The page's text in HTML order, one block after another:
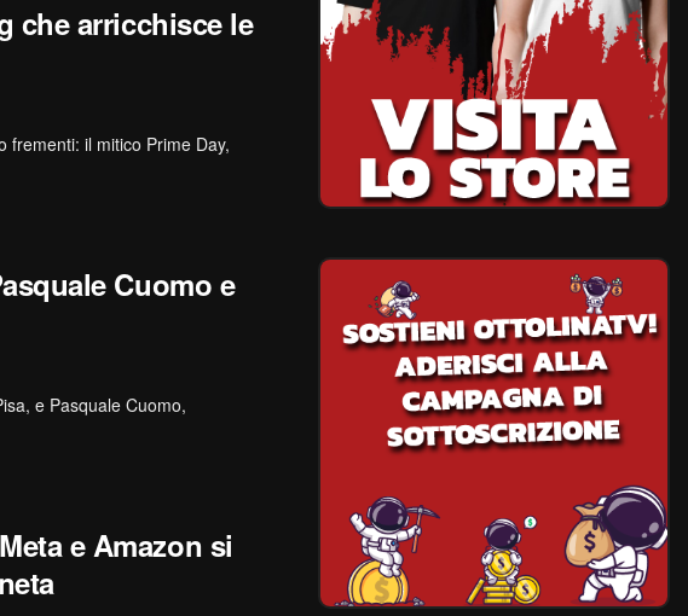
che arricchisce le
frementi: il mitico Prime Day,
Cuomo e
e Pasquale Cuomo,
e Amazon si